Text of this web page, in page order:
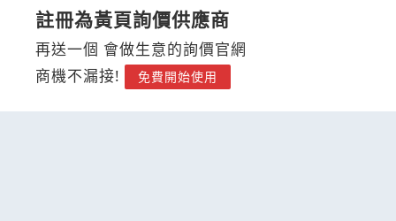
註冊為黃頁詢價供應商
再送一個 會做生意的詢價官網
商機不漏接!
免費開始使用